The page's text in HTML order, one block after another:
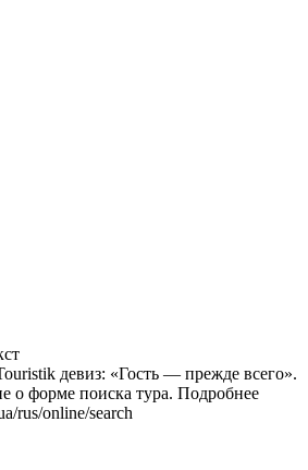
девиз: «Гость — прежде всего».
о форме поиска тура. Подробнее
rus/online/search